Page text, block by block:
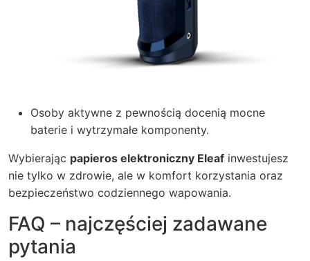
Osoby aktywne z pewnością docenią mocne
baterie i wytrzymałe komponenty.
Wybierając papieros elektroniczny Eleaf inwestujesz
nie tylko w zdrowie, ale w komfort korzystania oraz
bezpieczeństwo codziennego wapowania.
FAQ – najczęściej zadawane
pytania